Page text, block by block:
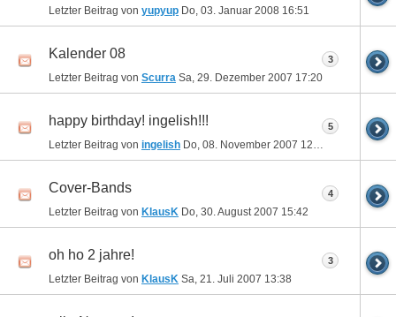
Letzter Beitrag von yupyup Do, 03. Januar 2008 16:51
Kalender 08
Letzter Beitrag von Scurra Sa, 29. Dezember 2007 17:20
3
happy birthday! ingelish!!!
Letzter Beitrag von ingelish Do, 08. November 2007 12:48
5
Cover-Bands
Letzter Beitrag von KlausK Do, 30. August 2007 15:42
4
oh ho 2 jahre!
Letzter Beitrag von KlausK Sa, 21. Juli 2007 13:38
3